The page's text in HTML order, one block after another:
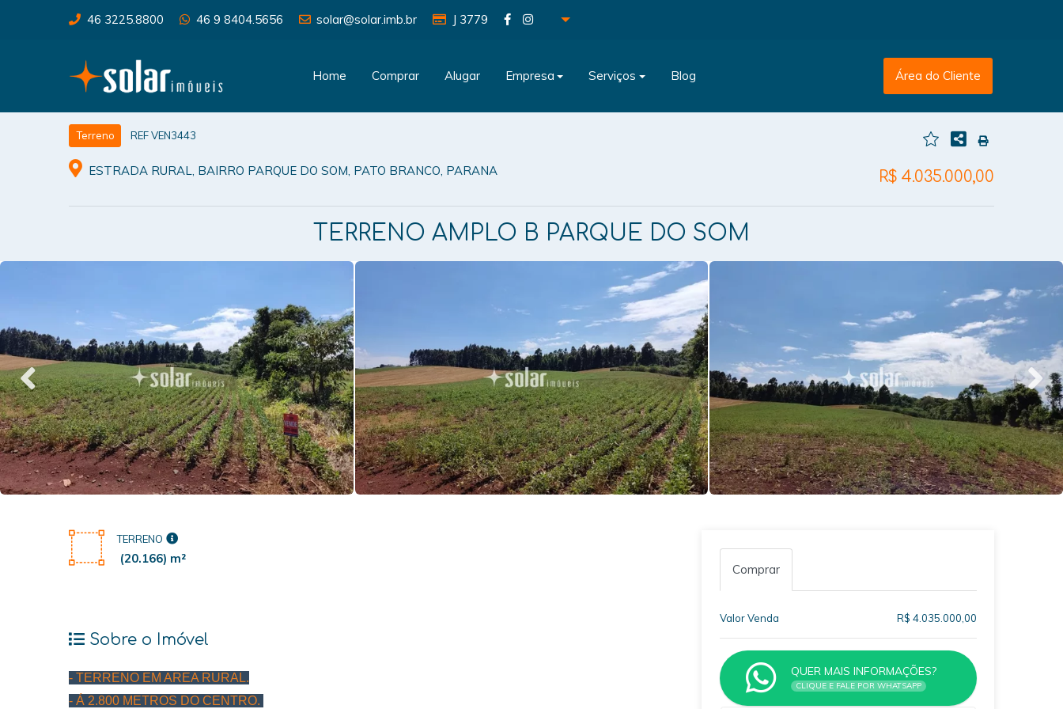
46 3225.8800 46 9 8404.5656 solar@solar.imb.br J 3779
Home Comprar Alugar Empresa Serviços Blog Área do Cliente
Terreno REF VEN3443
ESTRADA RURAL, BAIRRO PARQUE DO SOM, PATO BRANCO, PARANA R$ 4.035.000,00
TERRENO AMPLO B PARQUE DO SOM
TERRENO
(20.166) m²
Sobre o Imóvel
- TERRENO EM AREA RURAL.
- Á 2.800 METROS DO CENTRO.
Comprar
Valor Venda R$ 4.035.000,00
QUER MAIS INFORMAÇÕES?
CLIQUE E FALE POR WHATSAPP